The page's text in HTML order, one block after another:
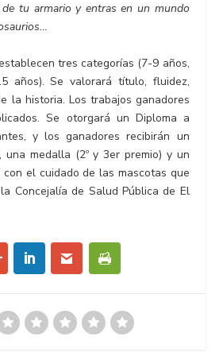
tu armario y entras en un mundo
tres categorías (7-9 años,
años). Se valorará título, fluidez,
la historia. Los trabajos ganadores
Se otorgará un Diploma a
y los ganadores recibirán un
una medalla (2º y 3er premio) y un
el cuidado de las mascotas que
Concejalía de Salud Pública de El